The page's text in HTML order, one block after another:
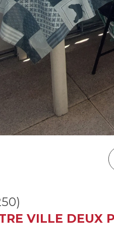
VILLE DEUX